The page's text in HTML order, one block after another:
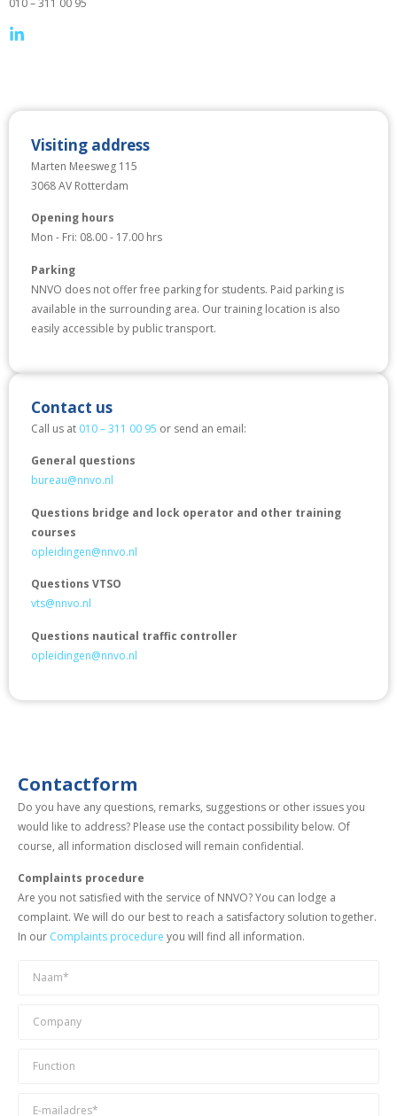
010 – 311 00 95
Visiting address
Marten Meesweg 115
3068 AV Rotterdam
Opening hours
Mon - Fri: 08.00 - 17.00 hrs
Parking
NNVO does not offer free parking for students. Paid parking is
available in the surrounding area. Our training location is also
easily accessible by public transport.
Contact us
Call us at 010 – 311 00 95 or send an email:
General questions
bureau@nnvo.nl
Questions bridge and lock operator and other training
courses
opleidingen@nnvo.nl
Questions VTSO
vts@nnvo.nl
Questions nautical traffic controller
opleidingen@nnvo.nl
Contactform
Do you have any questions, remarks, suggestions or other issues you
would like to address? Please use the contact possibility below. Of
course, all information disclosed will remain confidential.
Complaints procedure
Are you not satisfied with the service of NNVO? You can lodge a
complaint. We will do our best to reach a satisfactory solution together.
In our Complaints procedure you will find all information.